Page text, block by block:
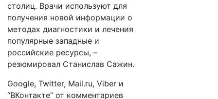
столиц. Врачи используют для
получения новой информации о
методах диагностики и лечения
популярные западные и
российские ресурсы, –
резюмировал Станислав Сажин.
Google, Twitter, Mail.ru, Viber и
“ВКонтакте” от комментариев